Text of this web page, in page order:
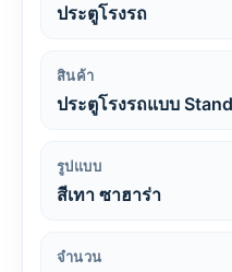
ประตูโรงรถ
สินค้า
ประตูโรงรถแบบ
รูปแบบ
สีเทา ซาฮาร่า
จำนวน